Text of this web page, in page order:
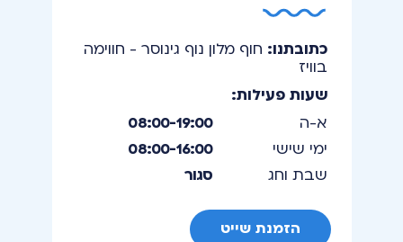
כתובתנו: חוף מלון נוף גינוסר - חווימה
בוויז
שעות פעילות:
א-ה
08:00-19:00
ימי שישי
08:00-16:00
שבת וחג
סגור
הזמנת שייט